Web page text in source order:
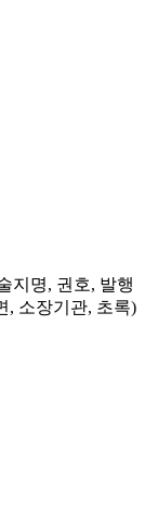
지명, 권호, 발행
, 소장기관, 초록)